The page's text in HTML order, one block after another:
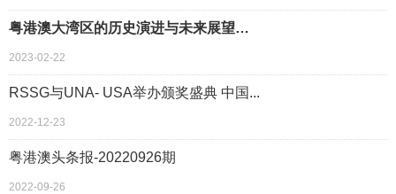
粤港澳大湾区的历史演进与未来展望…
2023-02-22
RSSG与UNA- USA举办颁奖盛典 中国...
2022-12-23
粤港澳头条报-20220926期
2022-09-26